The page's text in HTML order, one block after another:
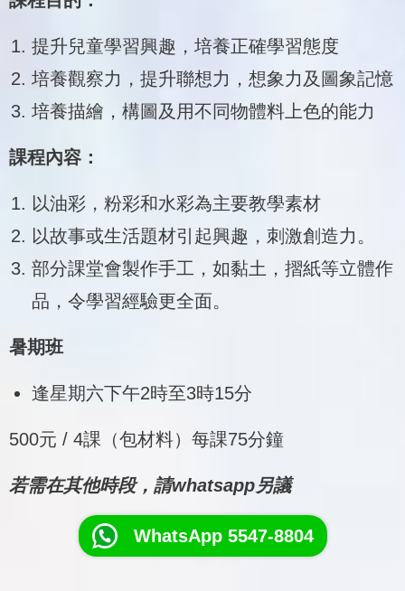
提升兒童學習興趣，培養正確學習態度
培養觀察力，提升聯想力，想象力及圖象記憶
培養描繪，構圖及用不同物體料上色的能力
課程內容：
以油彩，粉彩和水彩為主要教學素材
以故事或生活題材引起興趣，刺激創造力。
部分課堂會製作手工，如黏土，摺紙等立體作
品，令學習經驗更全面。
暑期班
逢星期六下午2時至3時15分
500元 / 4課（包材料）每課75分鐘
若需在其他時段，請whatsapp另議
WhatsApp 5547-8804